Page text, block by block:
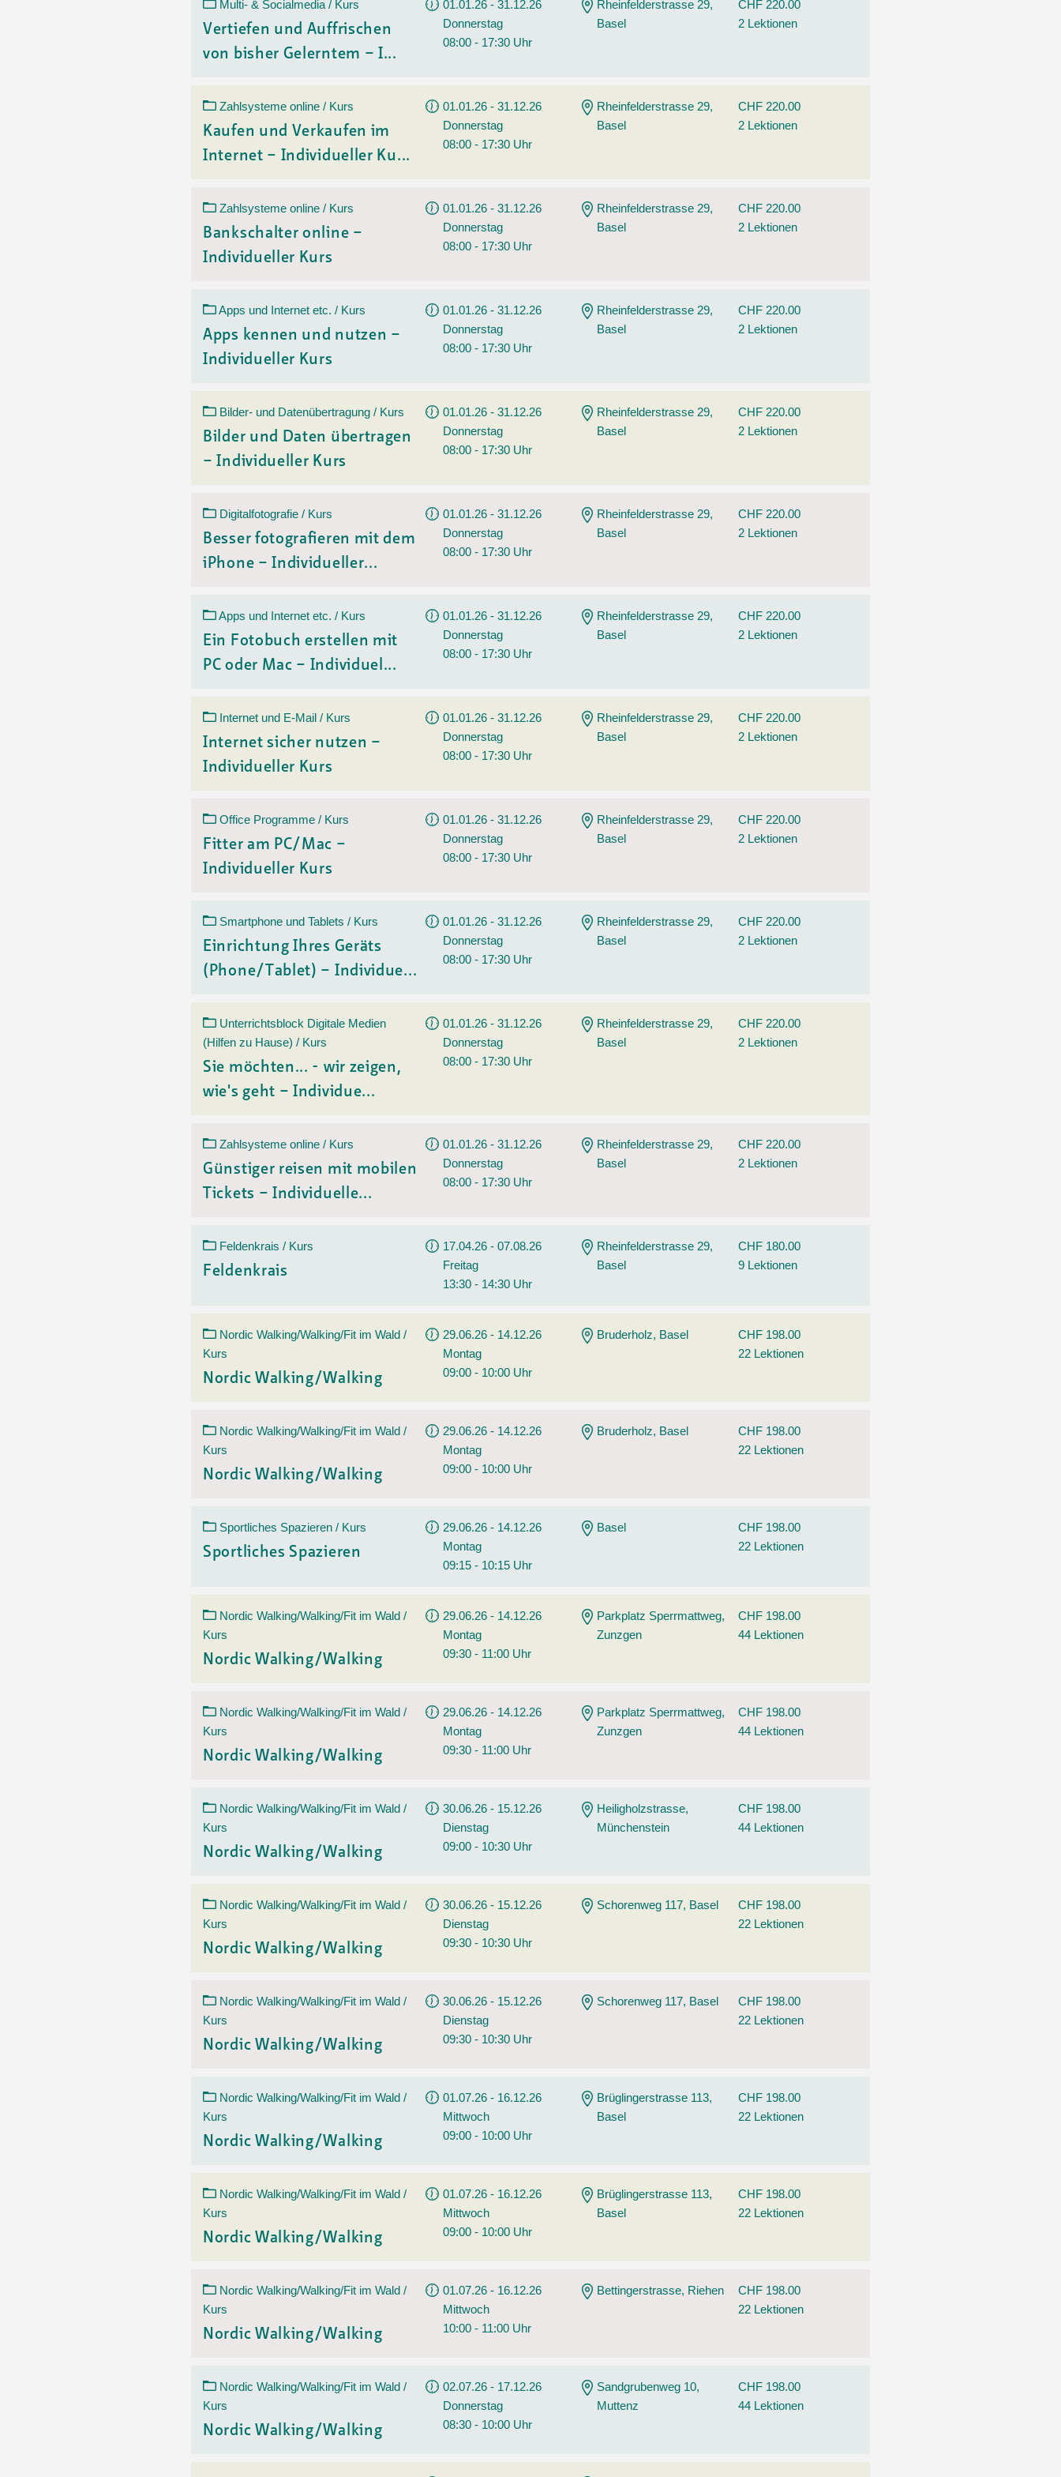
Altersstrategien und Leitbilder
Privatstunden und Support
Weitere Angebote
AGB
Multi- & Socialmedia / Kurs
Vertiefen und Auffrischen
von bisher Gelerntem – I...
01.01.26 - 31.12.26
Donnerstag
08:00 - 17:30 Uhr
Rheinfelderstrasse 29,
Basel
CHF 220.00
2 Lektionen
Zahlsysteme online / Kurs
Kaufen und Verkaufen im
Internet – Individueller Ku...
01.01.26 - 31.12.26
Donnerstag
08:00 - 17:30 Uhr
Rheinfelderstrasse 29,
Basel
CHF 220.00
2 Lektionen
Zahlsysteme online / Kurs
Bankschalter online –
Individueller Kurs
01.01.26 - 31.12.26
Donnerstag
08:00 - 17:30 Uhr
Rheinfelderstrasse 29,
Basel
CHF 220.00
2 Lektionen
Apps und Internet etc. / Kurs
Apps kennen und nutzen –
Individueller Kurs
01.01.26 - 31.12.26
Donnerstag
08:00 - 17:30 Uhr
Rheinfelderstrasse 29,
Basel
CHF 220.00
2 Lektionen
Bilder- und Datenübertragung / Kurs
Bilder und Daten übertragen
– Individueller Kurs
01.01.26 - 31.12.26
Donnerstag
08:00 - 17:30 Uhr
Rheinfelderstrasse 29,
Basel
CHF 220.00
2 Lektionen
Digitalfotografie / Kurs
Besser fotografieren mit dem
iPhone – Individueller...
01.01.26 - 31.12.26
Donnerstag
08:00 - 17:30 Uhr
Rheinfelderstrasse 29,
Basel
CHF 220.00
2 Lektionen
Apps und Internet etc. / Kurs
Ein Fotobuch erstellen mit
PC oder Mac – Individuel...
01.01.26 - 31.12.26
Donnerstag
08:00 - 17:30 Uhr
Rheinfelderstrasse 29,
Basel
CHF 220.00
2 Lektionen
Internet und E-Mail / Kurs
Internet sicher nutzen –
Individueller Kurs
01.01.26 - 31.12.26
Donnerstag
08:00 - 17:30 Uhr
Rheinfelderstrasse 29,
Basel
CHF 220.00
2 Lektionen
Office Programme / Kurs
Fitter am PC/Mac –
Individueller Kurs
01.01.26 - 31.12.26
Donnerstag
08:00 - 17:30 Uhr
Rheinfelderstrasse 29,
Basel
CHF 220.00
2 Lektionen
Smartphone und Tablets / Kurs
Einrichtung Ihres Geräts
(Phone/Tablet) – Individue...
01.01.26 - 31.12.26
Donnerstag
08:00 - 17:30 Uhr
Rheinfelderstrasse 29,
Basel
CHF 220.00
2 Lektionen
Unterrichtsblock Digitale Medien
(Hilfen zu Hause) / Kurs
Sie möchten... - wir zeigen,
wie's geht – Individue...
01.01.26 - 31.12.26
Donnerstag
08:00 - 17:30 Uhr
Rheinfelderstrasse 29,
Basel
CHF 220.00
2 Lektionen
Zahlsysteme online / Kurs
Günstiger reisen mit mobilen
Tickets – Individuelle...
01.01.26 - 31.12.26
Donnerstag
08:00 - 17:30 Uhr
Rheinfelderstrasse 29,
Basel
CHF 220.00
2 Lektionen
Feldenkrais / Kurs
Feldenkrais
17.04.26 - 07.08.26
Freitag
13:30 - 14:30 Uhr
Rheinfelderstrasse 29,
Basel
CHF 180.00
9 Lektionen
Nordic Walking/Walking/Fit im Wald /
Kurs
Nordic Walking/Walking
29.06.26 - 14.12.26
Montag
09:00 - 10:00 Uhr
Bruderholz, Basel
CHF 198.00
22 Lektionen
Nordic Walking/Walking/Fit im Wald /
Kurs
Nordic Walking/Walking
29.06.26 - 14.12.26
Montag
09:00 - 10:00 Uhr
Bruderholz, Basel
CHF 198.00
22 Lektionen
Sportliches Spazieren / Kurs
Sportliches Spazieren
29.06.26 - 14.12.26
Montag
09:15 - 10:15 Uhr
Basel
CHF 198.00
22 Lektionen
Nordic Walking/Walking/Fit im Wald /
Kurs
Nordic Walking/Walking
29.06.26 - 14.12.26
Montag
09:30 - 11:00 Uhr
Parkplatz Sperrmattweg,
Zunzgen
CHF 198.00
44 Lektionen
Nordic Walking/Walking/Fit im Wald /
Kurs
Nordic Walking/Walking
29.06.26 - 14.12.26
Montag
09:30 - 11:00 Uhr
Parkplatz Sperrmattweg,
Zunzgen
CHF 198.00
44 Lektionen
Nordic Walking/Walking/Fit im Wald /
Kurs
Nordic Walking/Walking
30.06.26 - 15.12.26
Dienstag
09:00 - 10:30 Uhr
Heiligholzstrasse,
Münchenstein
CHF 198.00
44 Lektionen
Nordic Walking/Walking/Fit im Wald /
Kurs
Nordic Walking/Walking
30.06.26 - 15.12.26
Dienstag
09:30 - 10:30 Uhr
Schorenweg 117, Basel
CHF 198.00
22 Lektionen
Nordic Walking/Walking/Fit im Wald /
Kurs
Nordic Walking/Walking
30.06.26 - 15.12.26
Dienstag
09:30 - 10:30 Uhr
Schorenweg 117, Basel
CHF 198.00
22 Lektionen
Nordic Walking/Walking/Fit im Wald /
Kurs
Nordic Walking/Walking
01.07.26 - 16.12.26
Mittwoch
09:00 - 10:00 Uhr
Brüglingerstrasse 113,
Basel
CHF 198.00
22 Lektionen
Nordic Walking/Walking/Fit im Wald /
Kurs
Nordic Walking/Walking
01.07.26 - 16.12.26
Mittwoch
09:00 - 10:00 Uhr
Brüglingerstrasse 113,
Basel
CHF 198.00
22 Lektionen
Nordic Walking/Walking/Fit im Wald /
Kurs
Nordic Walking/Walking
01.07.26 - 16.12.26
Mittwoch
10:00 - 11:00 Uhr
Bettingerstrasse, Riehen
CHF 198.00
22 Lektionen
Nordic Walking/Walking/Fit im Wald /
Kurs
Nordic Walking/Walking
02.07.26 - 17.12.26
Donnerstag
08:30 - 10:00 Uhr
Sandgrubenweg 10,
Muttenz
CHF 198.00
44 Lektionen